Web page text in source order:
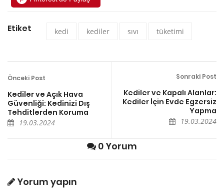
Etiket kedi kediler sıvı tüketimi
Önceki Post
Kediler ve Açık Hava
Güvenliği: Kedinizi Dış
Tehditlerden Koruma
19.03.2024
Sonraki Post
Kediler ve Kapalı Alanlar:
Kediler İçin Evde Egzersiz
Yapma
19.03.2024
0 Yorum
Yorum yapın